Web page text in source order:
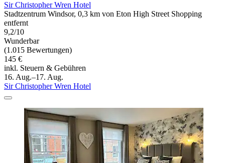
Sir Christopher Wren Hotel
Stadtzentrum Windsor, 0,3 km von Eton High Street Shopping
entfernt
9,2/10
Wunderbar
(1.015 Bewertungen)
145 €
inkl. Steuern & Gebühren
16. Aug.–17. Aug.
Sir Christopher Wren Hotel